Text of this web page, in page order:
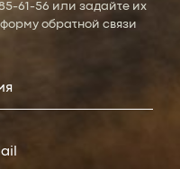
61-56 или задайте их
обратной связи